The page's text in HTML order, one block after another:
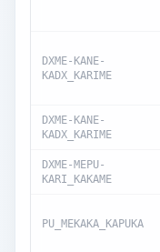
DXME-KANE-
KADX_KARIME
DXME-KANE-
KADX_KARIME
DXME-MEPU-
KARI_KAKAME
PU_MEKAKA_KAPUKA